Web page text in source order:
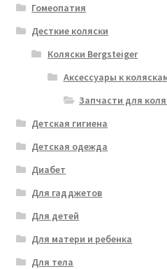
Гомеопатия
Десткие коляски
Коляски Bergsteiger
Аксессуары к
Запчасти для
Детская гигиена
Детская одежда
Диабет
Для гадджетов
Для детей
Для матери и ребенка
Для тела